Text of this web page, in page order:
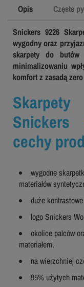
Opis Częste
Snickers 9226
wygodny oraz
skarpety do
minimalizowaniu
komfort z zasadą
cechy
wygodne
materiałów
duże
logo Snickers
okolice palców
materiałem,
na wierzchniej
95% użytych